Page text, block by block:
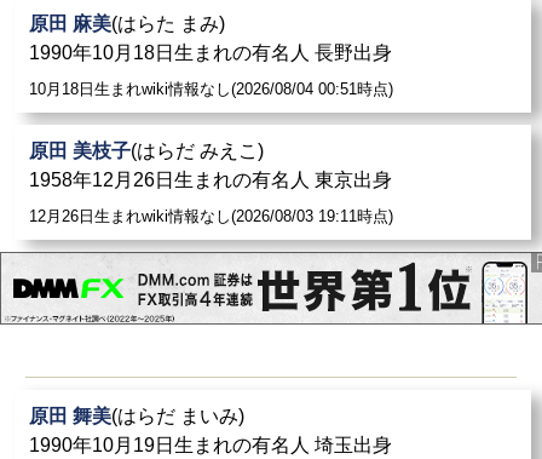
原田 麻美(はらた まみ)
1990年10月18日生まれの有名人 長野出身
10月18日生まれwiki情報なし(2026/08/04 00:51時点)
原田 美枝子(はらだ みえこ)
1958年12月26日生まれの有名人 東京出身
12月26日生まれwiki情報なし(2026/08/03 19:11時点)
原田 舞美(はらだ まいみ)
1990年10月19日生まれの有名人 埼玉出身